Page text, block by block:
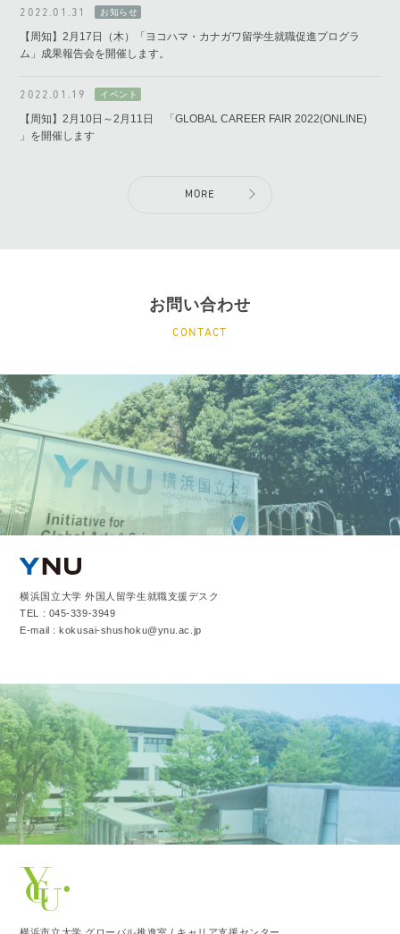
2022.01.31
【周知】2月17日（木）「ヨコハマ・カナガワ留学生就職促進プログラ
ム」成果報告会を開催します。
2022.01.19
【周知】2月10日～2月11日 「GLOBAL CAREER FAIR 2022(ONLINE)
」を開催します
MORE
お問い合わせ
CONTACT
横浜国立大学 外国人留学生就職支援デスク
TEL : 045-339-3949
E-mail : kokusai-shushoku@ynu.ac.jp